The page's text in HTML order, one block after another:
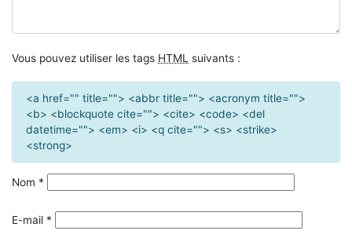
Vous pouvez utiliser les tags HTML suivants :
<a href="" title=""> <abbr title=""> <acronym title="">
<b> <blockquote cite=""> <cite> <code> <del
datetime=""> <em> <i> <q cite=""> <s> <strike>
<strong>
Nom *
E-mail *